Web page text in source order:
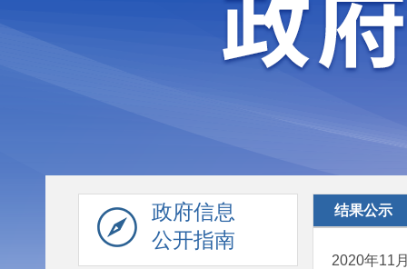
政府信息
公开指南
结果公示
2020年11